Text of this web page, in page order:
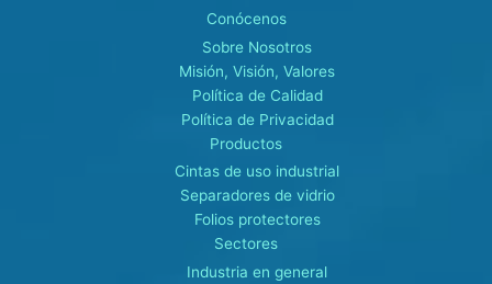
Conócenos
Sobre Nosotros
Misión, Visión, Valores
Política de Calidad
Política de Privacidad
Productos
Cintas de uso industrial
Separadores de vidrio
Folios protectores
Sectores
Industria en general